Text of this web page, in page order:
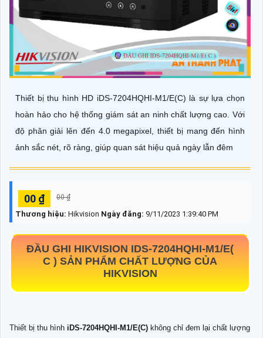
Thiết bị thu hình HD iDS-7204HQHI-M1/E(C) là sự lựa chọn
hoàn hảo cho hệ thống giám sát an ninh chất lượng cao. Với
độ phân giải lên đến 4.0 megapixel, thiết bị mang đến hình
ảnh sắc nét, rõ ràng, giúp quan sát hiệu quả ngày lẫn đêm
00 ₫ 00 ₫
Thương hiệu: Hikvision Ngày đăng: 9/11/2023 1:39:40 PM
ĐẦU GHI HIKVISION IDS-7204HQHI-M1/E(
C ) SẢN PHẨM CHẤT LƯỢNG CỦA
HIKVISION
Thiết bị thu hình iDS-7204HQHI-M1/E(C) không chỉ đem lại chất lượng